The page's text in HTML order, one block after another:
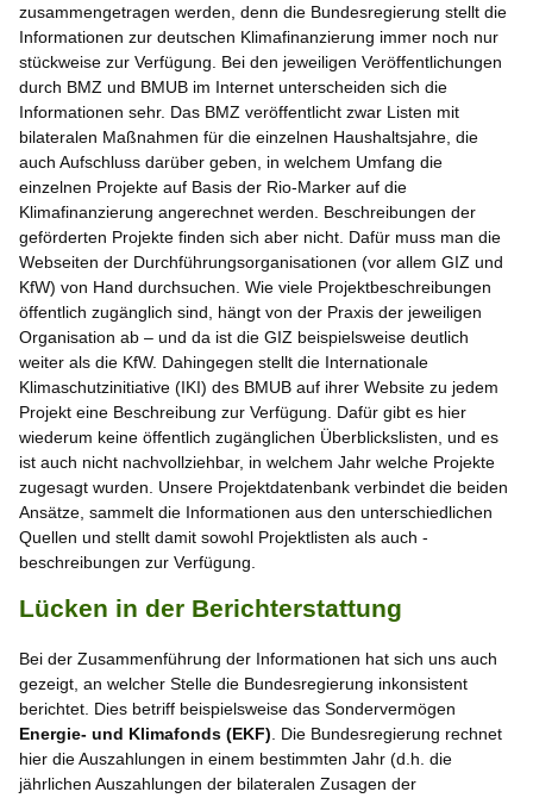
zusammengetragen werden, denn die Bundesregierung stellt die
Informationen zur deutschen Klimafinanzierung immer noch nur
stückweise zur Verfügung. Bei den jeweiligen Veröffentlichungen
durch BMZ und BMUB im Internet unterscheiden sich die
Informationen sehr. Das BMZ veröffentlicht zwar Listen mit
bilateralen Maßnahmen für die einzelnen Haushaltsjahre, die
auch Aufschluss darüber geben, in welchem Umfang die
einzelnen Projekte auf Basis der Rio-Marker auf die
Klimafinanzierung angerechnet werden. Beschreibungen der
geförderten Projekte finden sich aber nicht. Dafür muss man die
Webseiten der Durchführungsorganisationen (vor allem GIZ und
KfW) von Hand durchsuchen. Wie viele Projektbeschreibungen
öffentlich zugänglich sind, hängt von der Praxis der jeweiligen
Organisation ab – und da ist die GIZ beispielsweise deutlich
weiter als die KfW. Dahingegen stellt die Internationale
Klimaschutzinitiative (IKI) des BMUB auf ihrer Website zu jedem
Projekt eine Beschreibung zur Verfügung. Dafür gibt es hier
wiederum keine öffentlich zugänglichen Überblickslisten, und es
ist auch nicht nachvollziehbar, in welchem Jahr welche Projekte
zugesagt wurden. Unsere Projektdatenbank verbindet die beiden
Ansätze, sammelt die Informationen aus den unterschiedlichen
Quellen und stellt damit sowohl Projektlisten als auch -
beschreibungen zur Verfügung.
Lücken in der Berichterstattung
Bei der Zusammenführung der Informationen hat sich uns auch
gezeigt, an welcher Stelle die Bundesregierung inkonsistent
berichtet. Dies betriff beispielsweise das Sondervermögen
Energie- und Klimafonds (EKF) . Die Bundesregierung rechnet
hier die Auszahlungen in einem bestimmten Jahr (d.h. die
jährlichen Auszahlungen der bilateralen Zusagen der